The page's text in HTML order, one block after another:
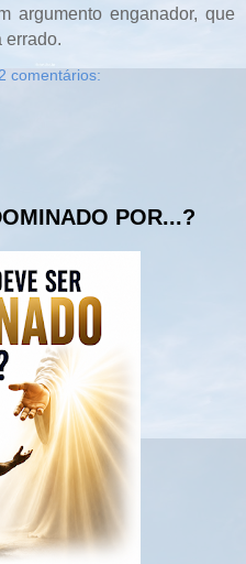
enganador, que
errado.
2 comentários:
POR...?